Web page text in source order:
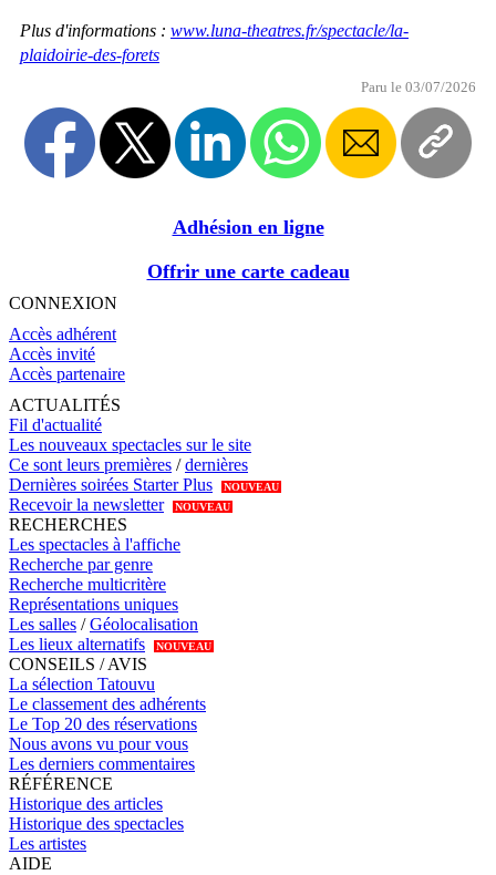
Plus d'informations : www.luna-theatres.fr/spectacle/la-
plaidoirie-des-forets
Paru le 03/07/2026
Adhésion en ligne
Offrir une carte cadeau
CONNEXION
Accès adhérent
Accès invité
Accès partenaire
ACTUALITÉS
Fil d'actualité
Les nouveaux spectacles sur le site
Ce sont leurs premières /dernières
Dernières soirées Starter Plus
NOUVEAU
Recevoir la newsletter NOUVEAU
RECHERCHES
Les spectacles à l'affiche
Recherche par genre
Recherche multicritère
Représentations uniques
Les salles /Géolocalisation
Les lieux alternatifs
NOUVEAU
CONSEILS / AVIS
La sélection Tatouvu
Le classement des adhérents
Le Top 20 des réservations
Nous avons vu pour vous
Les derniers commentaires
RÉFÉRENCE
Historique des articles
Historique des spectacles
Les artistes
AIDE